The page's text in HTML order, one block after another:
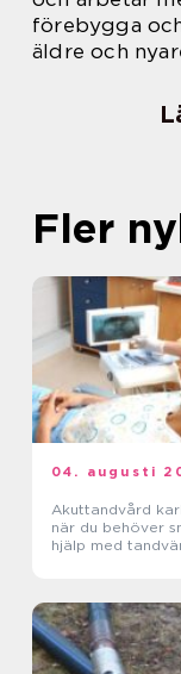
förebygga
äldre och
Fler
04. augusti
Akuttandvård
när du behöver
hjälp med